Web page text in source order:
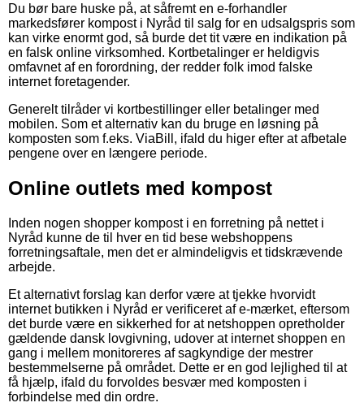
Du bør bare huske på, at såfremt en e-forhandler
markedsfører kompost i Nyråd til salg for en udsalgspris som
kan virke enormt god, så burde det tit være en indikation på
en falsk online virksomhed. Kortbetalinger er heldigvis
omfavnet af en forordning, der redder folk imod falske
internet foretagender.
Generelt tilråder vi kortbestillinger eller betalinger med
mobilen. Som et alternativ kan du bruge en løsning på
komposten som f.eks. ViaBill, ifald du higer efter at afbetale
pengene over en længere periode.
Online outlets med kompost
Inden nogen shopper kompost i en forretning på nettet i
Nyråd kunne de til hver en tid bese webshoppens
forretningsaftale, men det er almindeligvis et tidskrævende
arbejde.
Et alternativt forslag kan derfor være at tjekke hvorvidt
internet butikken i Nyråd er verificeret af e-mærket, eftersom
det burde være en sikkerhed for at netshoppen opretholder
gældende dansk lovgivning, udover at internet shoppen en
gang i mellem monitoreres af sagkyndige der mestrer
bestemmelserne på området. Dette er en god lejlighed til at
få hjælp, ifald du forvoldes besvær med komposten i
forbindelse med din ordre.